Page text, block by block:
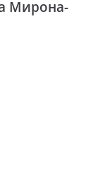
Мирона-